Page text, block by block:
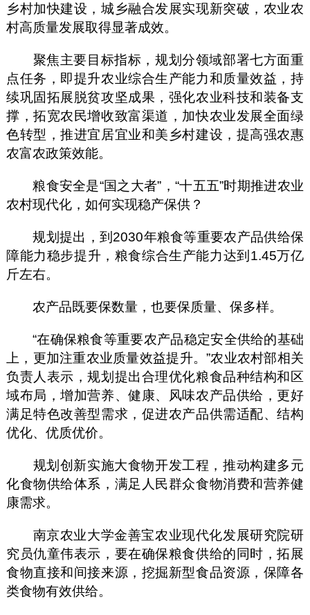
乡村加快建设，城乡融合发展实现新突破，农业农
村高质量发展取得显著成效。
聚焦主要目标指标，规划分领域部署七方面重
点任务，即提升农业综合生产能力和质量效益，持
续巩固拓展脱贫攻坚成果，强化农业科技和装备支
撑，拓宽农民增收致富渠道，加快农业发展全面绿
色转型，推进宜居宜业和美乡村建设，提高强农惠
农富农政策效能。
粮食安全是“国之大者”，“十五五”时期推进农业
农村现代化，如何实现稳产保供？
规划提出，到2030年粮食等重要农产品供给保
障能力稳步提升，粮食综合生产能力达到1.45万亿
斤左右。
农产品既要保数量，也要保质量、保多样。
“在确保粮食等重要农产品稳定安全供给的基础
上，更加注重农业质量效益提升。”农业农村部相关
负责人表示，规划提出合理优化粮食品种结构和区
域布局，增加营养、健康、风味农产品供给，更好
满足特色改善型需求，促进农产品供需适配、结构
优化、优质优价。
规划创新实施大食物开发工程，推动构建多元
化食物供给体系，满足人民群众食物消费和营养健
康需求。
南京农业大学金善宝农业现代化发展研究院研
究员仇童伟表示，要在确保粮食供给的同时，拓展
食物直接和间接来源，挖掘新型食品资源，保障各
类食物有效供给。